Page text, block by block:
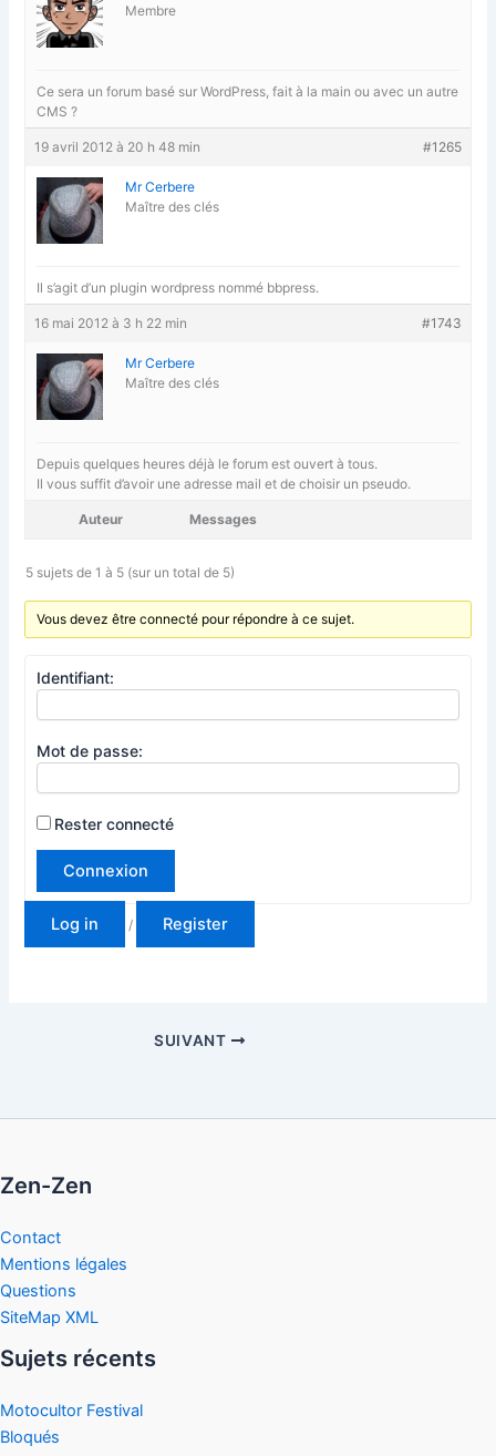
Membre
Ce sera un forum basé sur WordPress, fait à la main ou avec un autre
CMS ?
19 avril 2012 à 20 h 48 min #1265
Mr Cerbere
Maître des clés
Il s’agit d’un plugin wordpress nommé bbpress.
16 mai 2012 à 3 h 22 min #1743
Mr Cerbere
Maître des clés
Depuis quelques heures déjà le forum est ouvert à tous.
Il vous suffit d’avoir une adresse mail et de choisir un pseudo.
Auteur Messages
5 sujets de 1 à 5 (sur un total de 5)
Vous devez être connecté pour répondre à ce sujet.
Identifiant:
Mot de passe:
Rester connecté
Connexion
Log in / Register
SUIVANT
Zen-Zen
Contact
Mentions légales
Questions
SiteMap XML
Sujets récents
Motocultor Festival
Bloqués